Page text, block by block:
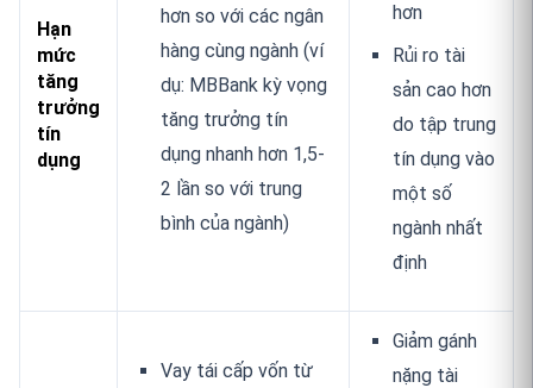
Hạn
mức
tăng
trưởng
tín
dụng
hơn so với các ngân
hàng cùng ngành (ví
dụ: MBBank kỳ vọng
tăng trưởng tín
dụng nhanh hơn 1,5-
2 lần so với trung
bình của ngành)
hơn
Rủi ro tài
sản cao hơn
do tập trung
tín dụng vào
một số
ngành nhất
định
Vay tái cấp vốn từ
Giảm gánh
nặng tài